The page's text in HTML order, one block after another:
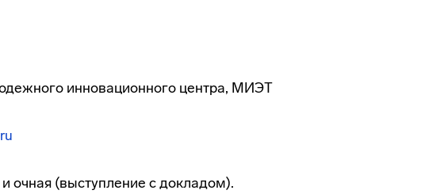
инновационного центра, МИЭТ
очная (выступление с докладом).